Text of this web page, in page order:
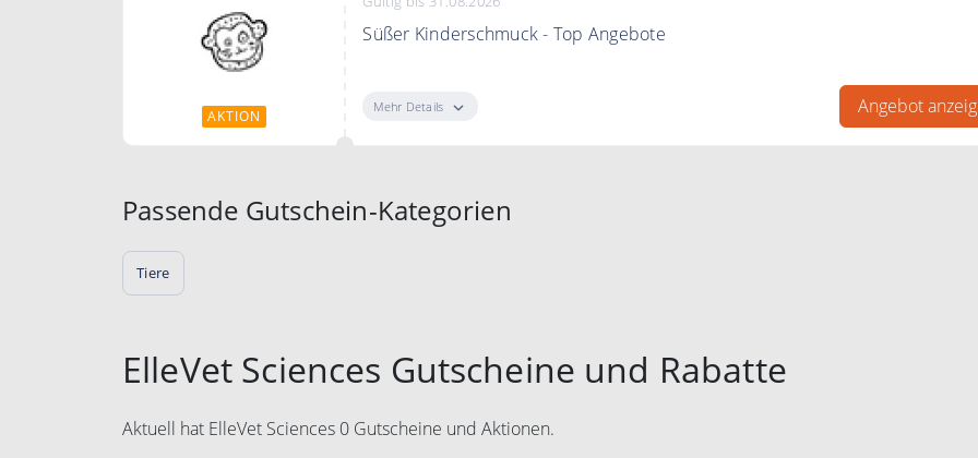
AKTION
Süßer Kinderschmuck - Top Angebote
Mehr Details Angebot
Passende Gutschein-Kategorien
Tiere
ElleVet Sciences Gutscheine und Rabatte
Aktuell hat ElleVet Sciences 0 Gutscheine und Aktionen.